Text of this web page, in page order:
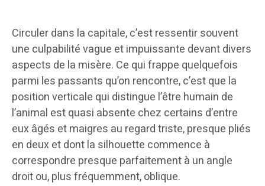
Circuler dans la capitale, c’est ressentir souvent
une culpabilité vague et impuissante devant divers
aspects de la misère. Ce qui frappe quelquefois
parmi les passants qu’on rencontre, c’est que la
position verticale qui distingue l’être humain de
l’animal est quasi absente chez certains d’entre
eux âgés et maigres au regard triste, presque pliés
en deux et dont la silhouette commence à
correspondre presque parfaitement à un angle
droit ou, plus fréquemment, oblique.